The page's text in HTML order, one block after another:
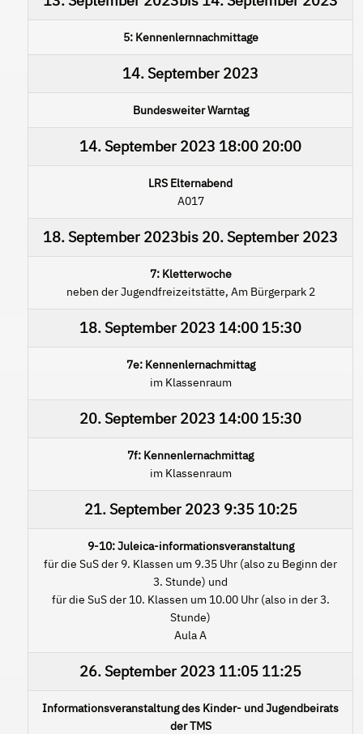
5: Kennenlernnachmittage
14. September 2023
Bundesweiter Warntag
14. September 2023 18:00 20:00
LRS Elternabend
A017
18. September 2023bis 20. September 2023
7: Kletterwoche
neben der Jugendfreizeitstätte, Am Bürgerpark 2
18. September 2023 14:00 15:30
7e: Kennenlernachmittag
im Klassenraum
20. September 2023 14:00 15:30
7f: Kennenlernachmittag
im Klassenraum
21. September 2023 9:35 10:25
9-10: Juleica-informationsveranstaltung
für die SuS der 9. Klassen um 9.35 Uhr (also zu Beginn der
3. Stunde) und
für die SuS der 10. Klassen um 10.00 Uhr (also in der 3.
Stunde)
Aula A
26. September 2023 11:05 11:25
Informationsveranstaltung des Kinder- und Jugendbeirats
der TMS